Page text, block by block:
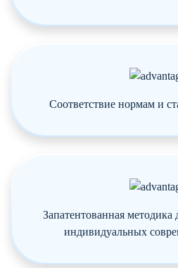
Соответствие нормам и
Запатентованная методика
индивидуальных